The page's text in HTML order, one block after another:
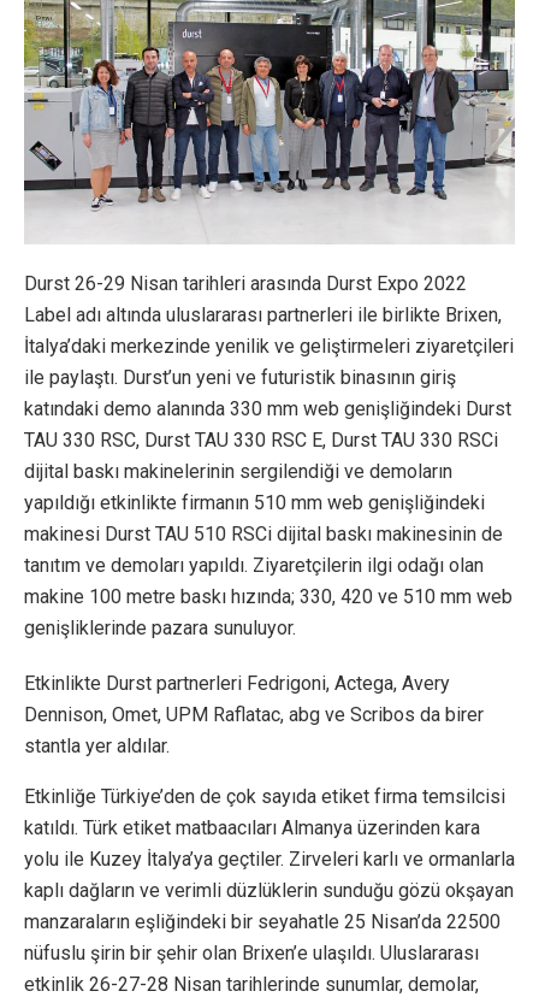
Durst 26-29 Nisan tarihleri arasında Durst Expo 2022
Label adı altında uluslararası partnerleri ile birlikte Brixen,
İtalya’daki merkezinde yenilik ve geliştirmeleri ziyaretçileri
ile paylaştı. Durst’un yeni ve futuristik binasının giriş
katındaki demo alanında 330 mm web genişliğindeki Durst
TAU 330 RSC, Durst TAU 330 RSC E, Durst TAU 330 RSCi
dijital baskı makinelerinin sergilendiği ve demoların
yapıldığı etkinlikte firmanın 510 mm web genişliğindeki
makinesi Durst TAU 510 RSCi dijital baskı makinesinin de
tanıtım ve demoları yapıldı. Ziyaretçilerin ilgi odağı olan
makine 100 metre baskı hızında; 330, 420 ve 510 mm web
genişliklerinde pazara sunuluyor.
Etkinlikte Durst partnerleri Fedrigoni, Actega, Avery
Dennison, Omet, UPM Raflatac, abg ve Scribos da birer
stantla yer aldılar.
Etkinliğe Türkiye’den de çok sayıda etiket firma temsilcisi
katıldı. Türk etiket matbaacıları Almanya üzerinden kara
yolu ile Kuzey İtalya’ya geçtiler. Zirveleri karlı ve ormanlarla
kaplı dağların ve verimli düzlüklerin sunduğu gözü okşayan
manzaraların eşliğindeki bir seyahatle 25 Nisan’da 22500
nüfuslu şirin bir şehir olan Brixen’e ulaşıldı. Uluslararası
etkinlik 26-27-28 Nisan tarihlerinde sunumlar, demolar,